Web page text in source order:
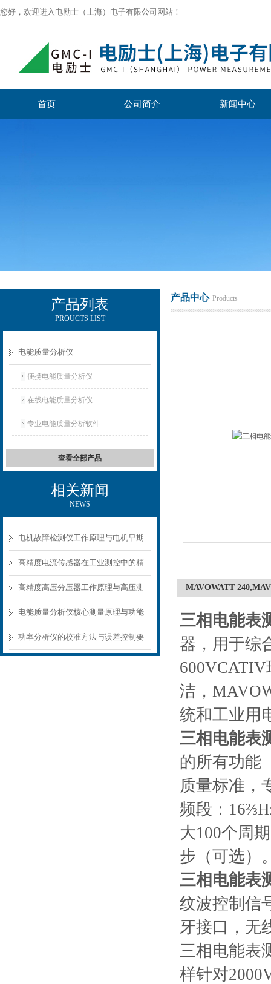
您好，欢迎进入电励士（上海）电子有限公司网站！
首页 公司简介 新闻中心
产品列表
PROUCTS LIST
电能质量分析仪
便携电能质量分析仪
在线电能质量分析仪
专业电能质量分析软件
查看全部产品
相关新闻
NEWS
电机故障检测仪工作原理与电机早期
故障诊断方案
高精度电流传感器在工业测控中的精
准测量方案
高精度高压分压器工作原理与高压测
量应用场景
电能质量分析仪核心测量原理与功能
模块解析
功率分析仪的校准方法与误差控制要
产品中心 Products
MAVOWATT
三相电能表
器，用于综
洁，
统和工业用
三相电能表
的所有功能
质量标准，
频段：
大100个周
步（可选）
三相电能表
纹波控制信
牙接口，无
三相电能表
样针对